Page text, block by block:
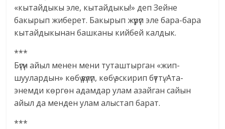
«кытайдыкы эле, кытайдыкы!» деп Зейне
бакырып жиберет. Бакырып жүрүп эле бара-бара
кытайдыкынан башканы кийбей калдык.
***
Бүгүн айыл менен мени туташтырган «жип-
шуулардын» көбү үзүлүп, көбү эскирип бүттү. Ата-
энемди көргөн адамдар улам азайган сайын
айыл да менден улам алыстап барат.
***